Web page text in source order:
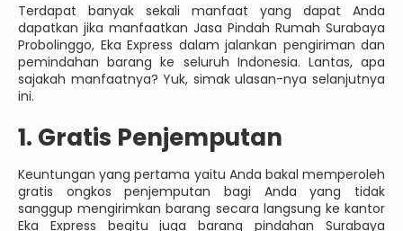
Terdapat banyak sekali manfaat yang dapat Anda
dapatkan jika manfaatkan Jasa Pindah Rumah Surabaya
Probolinggo, Eka Express dalam jalankan pengiriman dan
pemindahan barang ke seluruh Indonesia. Lantas, apa
sajakah manfaatnya? Yuk, simak ulasan-nya selanjutnya
ini.
1. Gratis Penjemputan
Keuntungan yang pertama yaitu Anda bakal memperoleh
gratis ongkos penjemputan bagi Anda yang tidak
sanggup mengirimkan barang secara langsung ke kantor
Eka Express begitu juga barang pindahan Surabaya